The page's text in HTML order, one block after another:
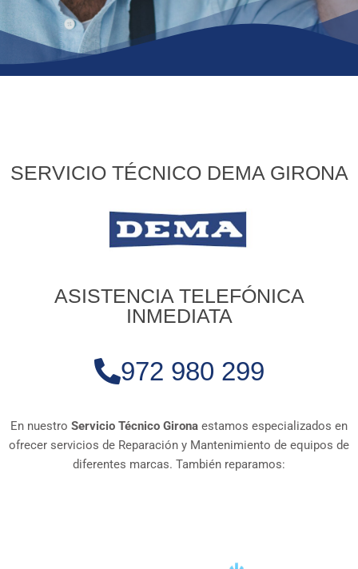
SERVICIO TÉCNICO DEMA GIRONA
ASISTENCIA TELEFÓNICA
INMEDIATA
972 980 299
En nuestro Servicio Técnico Girona estamos especializados en
ofrecer servicios de Reparación y Mantenimiento de equipos de
diferentes marcas. También reparamos: